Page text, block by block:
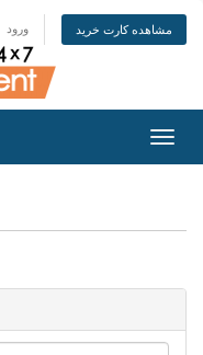
ورود مشاهده کارت خرید